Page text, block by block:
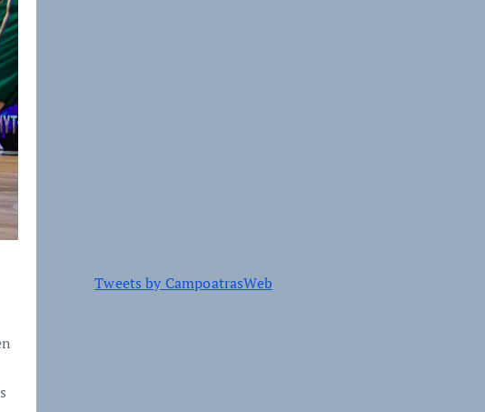
Tweets by CampoatrasWeb